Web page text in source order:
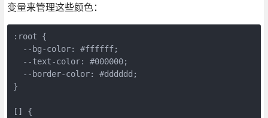
变量来管理这些颜色：
:root {
  --bg-color: #ffffff;
  --text-color: #000000;
  --border-color: #dddddd;
}
[] {